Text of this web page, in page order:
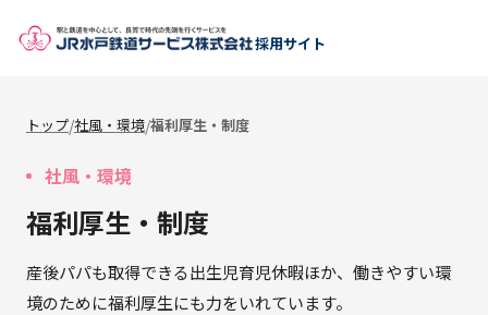
採用サイト
トップ/社風・環境/福利厚生・制度
社風・環境
福利厚生・制度
産後パパも取得できる出生児育児休暇ほか、働きやすい環
境のために福利厚生にも力をいれています。